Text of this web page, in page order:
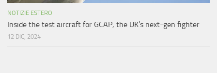
NOTIZIE ESTERO
Inside the test aircraft for GCAP, the UK’s next-gen fighter
12 DIC, 2024